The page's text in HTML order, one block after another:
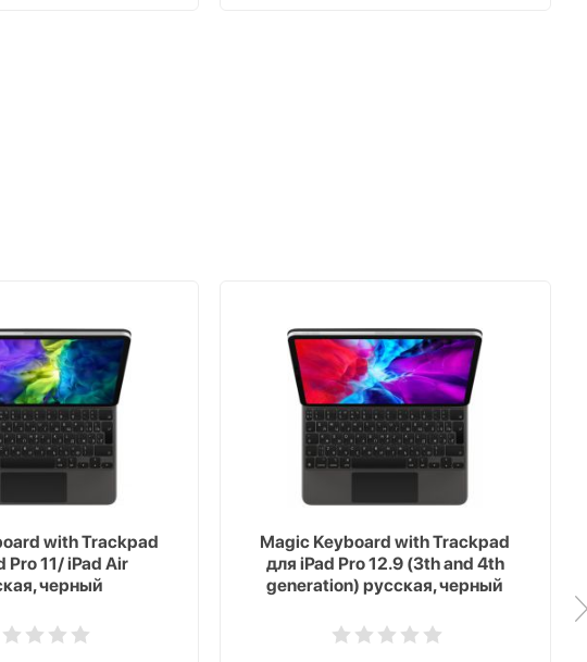
with Trackpad
Pro 11/ iPad Air
черный
Magic Keyboard with Trackpad
для iPad Pro 12.9 (3th and 4th
generation) русская, черный